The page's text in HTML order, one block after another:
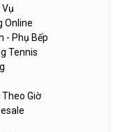
Online
- Phụ Bếp
Tennis
Theo Giờ